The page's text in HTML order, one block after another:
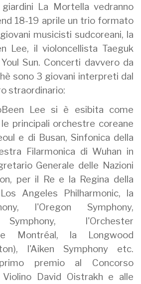
La Mortella vedranno
18-19 aprile un trio formato
musicisti sudcoreani, la
Lee, il violoncellista Taeguk
Sun. Concerti davvero da
sono 3 giovani interpreti dal
straordinario:
Lee si è esibita come
principali orchestre coreane
e di Busan, Sinfonica della
Filarmonica di Wuhan in
Generale delle Nazioni
per il Re e la Regina della
Angeles Philharmonic, la
l'Oregon Symphony,
l'Orchester
Montréal, la Longwood
l'Aiken Symphony etc.
premio al Concorso
Violino David Oistrakh e alle